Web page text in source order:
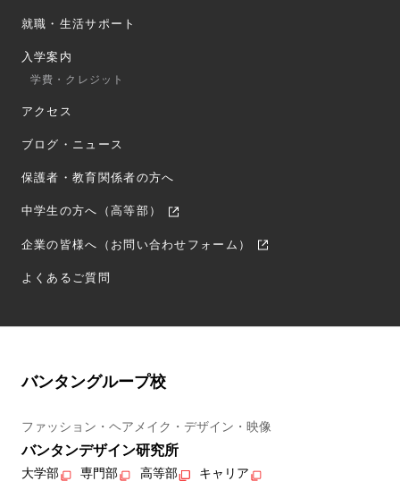
就職・生活サポート
入学案内
学費・クレジット
アクセス
ブログ・ニュース
保護者・教育関係者の方へ
中学生の方へ（高等部）
企業の皆様へ（お問い合わせフォーム）
よくあるご質問
バンタングループ校
ファッション・ヘアメイク・デザイン・映像
バンタンデザイン研究所
大学部 専門部 高等部 キャリア